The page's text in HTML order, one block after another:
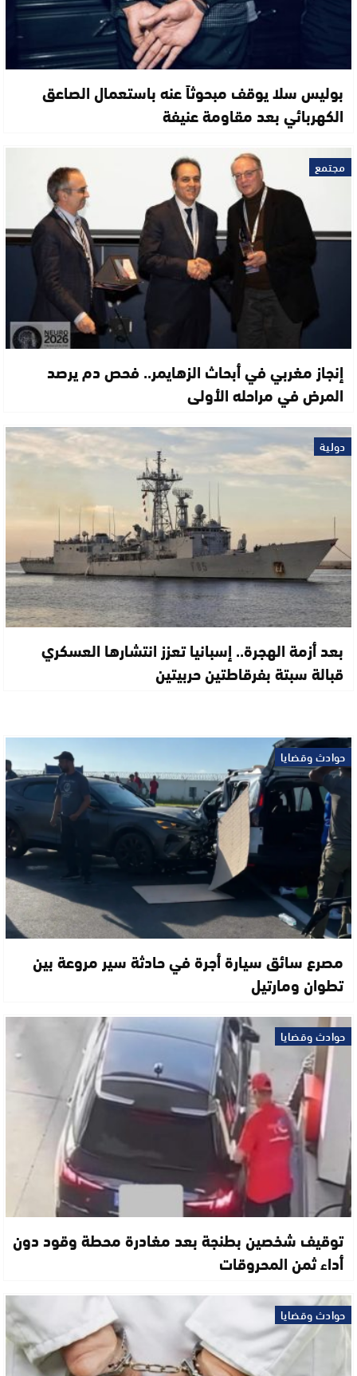
بوليس سلا يوقف مبحوثاً عنه باستعمال الصاعق
الكهربائي بعد مقاومة عنيفة
مجتمع
إنجاز مغربي في أبحاث الزهايمر.. فحص دم يرصد
المرض في مراحله الأولى
دولية
بعد أزمة الهجرة.. إسبانيا تعزز انتشارها العسكري
قبالة سبتة بفرقاطتين حربيتين
حوادث وقضايا
مصرع سائق سيارة أجرة في حادثة سير مروعة بين
تطوان ومارتيل
حوادث وقضايا
توقيف شخصين بطنجة بعد مغادرة محطة وقود دون
أداء ثمن المحروقات
حوادث وقضايا